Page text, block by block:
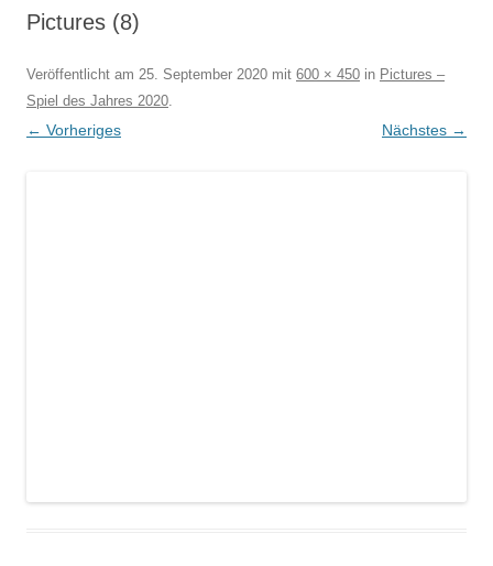
Pictures (8)
Veröffentlicht am 25. September 2020 mit 600 × 450 in Pictures –
Spiel des Jahres 2020.
← Vorheriges Nächstes →